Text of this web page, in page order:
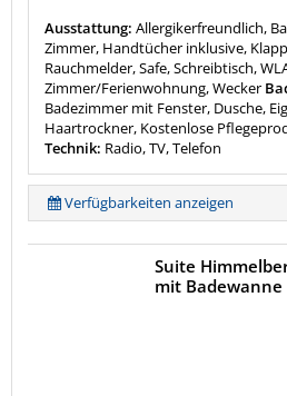
Ausstattung: Allergikerfreundlich,
Zimmer, Handtücher inklusive,
Rauchmelder, Safe, Schreibtisch,
Zimmer/Ferienwohnung, Wecker
Badezimmer mit Fenster, Dusche,
Haartrockner, Kostenlose
Technik: Radio, TV, Telefon
Verfügbarkeiten anzeigen
Suite
mit Badewanne